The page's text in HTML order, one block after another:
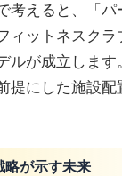
考えると、「
ィットネスクラ
ルが成立します
提にした施設配
略が示す未来